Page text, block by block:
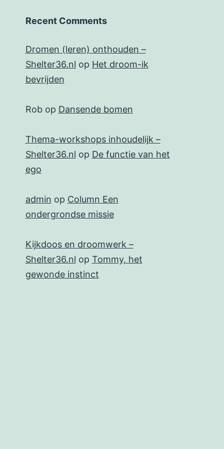
Recent Comments
Dromen (leren) onthouden –
Shelter36.nl op Het droom-ik
bevrijden
Robop Dansende bomen
Thema-workshops inhoudelijk –
Shelter36.nl op De functie van het
ego
admin op Column Een
ondergrondse missie
Kijkdoos en droomwerk –
Shelter36.nl op Tommy, het
gewonde instinct